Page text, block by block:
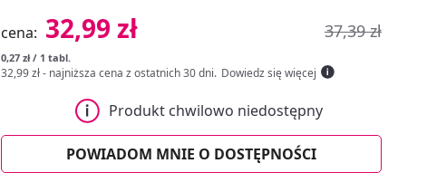
cena: 32,99 zł 37,39 zł
0,27 zł / 1 tabl.
32,99 zł- najniższa cena z ostatnich 30 dni. Dowiedz się więcej
Produkt chwilowo niedostępny
POWIADOM MNIE O DOSTĘPNOŚCI